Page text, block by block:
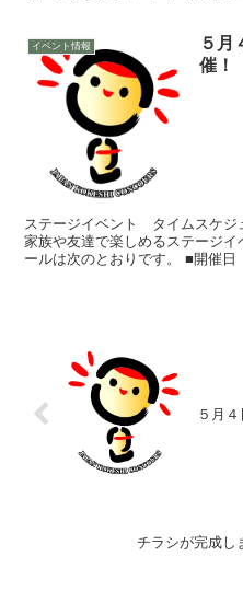
イベント情報
５
催！
ステージイベント タイムスケジ
家族や友達で楽しめるステージ
ールは次のとおりです。 ■開催
５月
チラシが完成し